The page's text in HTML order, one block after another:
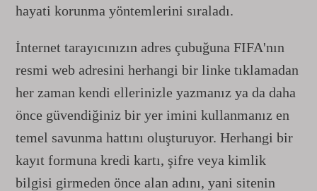
hayati korunma yöntemlerini sıraladı.
İnternet tarayıcınızın adres çubuğuna FIFA'nın
resmi web adresini herhangi bir linke tıklamadan
her zaman kendi ellerinizle yazmanız ya da daha
önce güvendiğiniz bir yer imini kullanmanız en
temel savunma hattını oluşturuyor. Herhangi bir
kayıt formuna kredi kartı, şifre veya kimlik
bilgisi girmeden önce alan adını, yani sitenin